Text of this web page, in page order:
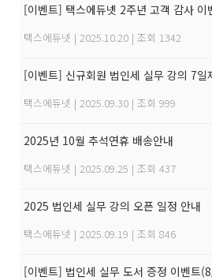
[이벤트] 택스에듀넷 2주년 고객 감사
택스에듀넷 | 2025.10.20 | 조회 1342
[이벤트] 신규회원 법인세 실무 강의 7
택스에듀넷 | 2025.09.30 | 조회 999
2025년 10월 추석연휴 배송안내
택스에듀넷 | 2025.09.25 | 조회 437
2025 법인세 실무 강의 오픈 일정 안내
택스에듀넷 | 2025.09.19 | 조회 846
[이벤트] 법인세 실무 도서 증정 이벤트